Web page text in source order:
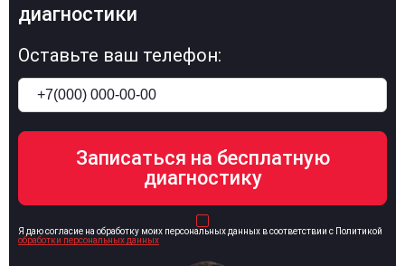
диагностики
Оставьте ваш телефон:
Я даю согласие на обработку моих персональных данных в соответствии с Политикой
обработки персональных данных